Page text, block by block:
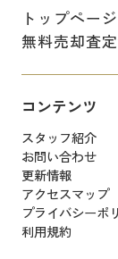
トップページ
無料売却査定
コンテンツ
スタッフ紹介
お問い合わせ
更新情報
アクセスマップ
プライバシーポ
利用規約